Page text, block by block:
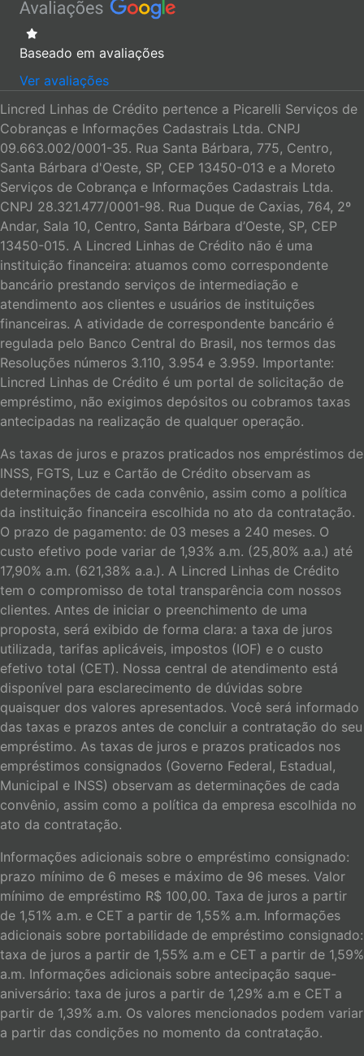
Baseado em avaliações
Ver avaliações
Lincred Linhas de Crédito pertence a Picarelli Serviços de
Cobranças e Informações Cadastrais Ltda. CNPJ
09.663.002/0001-35. Rua Santa Bárbara, 775, Centro,
Santa Bárbara d'Oeste, SP, CEP 13450-013 e a Moreto
Serviços de Cobrança e Informações Cadastrais Ltda.
CNPJ 28.321.477/0001-98. Rua Duque de Caxias, 764, 2º
Andar, Sala 10, Centro, Santa Bárbara d’Oeste, SP, CEP
13450-015. A Lincred Linhas de Crédito não é uma
instituição financeira: atuamos como correspondente
bancário prestando serviços de intermediação e
atendimento aos clientes e usuários de instituições
financeiras. A atividade de correspondente bancário é
regulada pelo Banco Central do Brasil, nos termos das
Resoluções números 3.110, 3.954 e 3.959. Importante:
Lincred Linhas de Crédito é um portal de solicitação de
empréstimo, não exigimos depósitos ou cobramos taxas
antecipadas na realização de qualquer operação.
As taxas de juros e prazos praticados nos empréstimos de
INSS, FGTS, Luz e Cartão de Crédito observam as
determinações de cada convênio, assim como a política
da instituição financeira escolhida no ato da contratação.
O prazo de pagamento: de 03 meses a 240 meses. O
custo efetivo pode variar de 1,93% a.m. (25,80% a.a.) até
17,90% a.m. (621,38% a.a.). A Lincred Linhas de Crédito
tem o compromisso de total transparência com nossos
clientes. Antes de iniciar o preenchimento de uma
proposta, será exibido de forma clara: a taxa de juros
utilizada, tarifas aplicáveis, impostos (IOF) e o custo
efetivo total (CET). Nossa central de atendimento está
disponível para esclarecimento de dúvidas sobre
quaisquer dos valores apresentados. Você será informado
das taxas e prazos antes de concluir a contratação do seu
empréstimo. As taxas de juros e prazos praticados nos
empréstimos consignados (Governo Federal, Estadual,
Municipal e INSS) observam as determinações de cada
convênio, assim como a política da empresa escolhida no
ato da contratação.
Informações adicionais sobre o empréstimo consignado:
prazo mínimo de 6 meses e máximo de 96 meses. Valor
mínimo de empréstimo R$ 100,00. Taxa de juros a partir
de 1,51% a.m. e CET a partir de 1,55% a.m. Informações
adicionais sobre portabilidade de empréstimo consignado:
taxa de juros a partir de 1,55% a.m e CET a partir de 1,59%
a.m. Informações adicionais sobre antecipação saque-
aniversário: taxa de juros a partir de 1,29% a.m e CET a
partir de 1,39% a.m. Os valores mencionados podem variar
a partir das condições no momento da contratação.